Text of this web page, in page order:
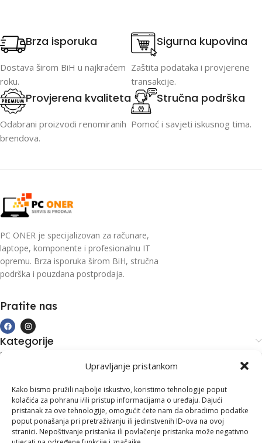
Upravljanje pristankom
Kako bismo pružili najbolje iskustvo, koristimo tehnologije poput
kolačića za pohranu i/ili pristup informacijama o uređaju. Dajući
pristanak za ove tehnologije, omogućit ćete nam da obradimo podatke
poput ponašanja pri pretraživanju ili jedinstvenih ID-ova na ovoj
stranici. Nepoštivanje pristanka ili povlačenje pristanka može negativno
Brza isporuka
Dostava širom BiH u najkraćem
roku.
Sigurna kupovina
Zaštita podataka i provjerene
transakcije.
Provjerena kvaliteta
Odabrani proizvodi renomiranih
brendova.
Stručna podrška
Pomoć i savjeti iskusnog tima.
PC ONER je specijalizovan za računare,
laptope, komponente i profesionalnu IT
opremu. Brza isporuka širom BiH, stručna
podrška i pouzdana postprodaja.
Pratite nas
Kategorije
Kupovina i podrška
Kontakt informacije
Branilaca Bosne, 75 300 Lukavac
+387 35 555 999